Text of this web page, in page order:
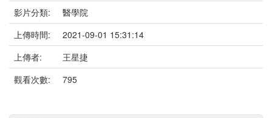
影片分類:
醫學院
上傳時間:
2021-09-01 15:31:14
上傳者:
王星捷
觀看次數:
795